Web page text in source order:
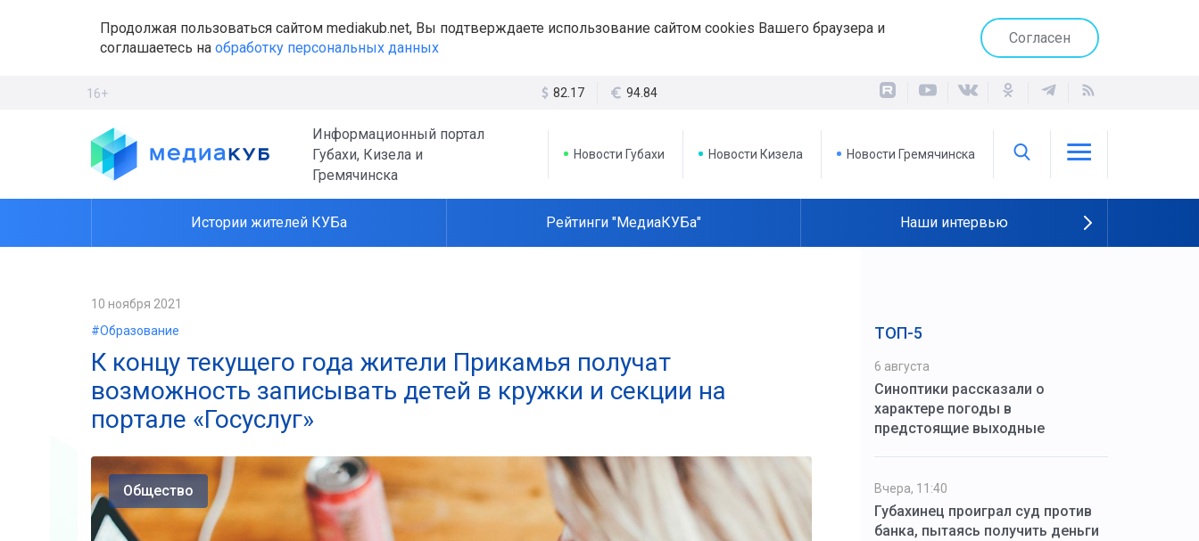
Продолжая пользоваться сайтом mediakub.net, Вы подтверждаете использование сайтом cookies Вашего браузера и
соглашаетесь на обработку персональных данных
Согласен
16+ 82.17 94.84
Информационный портал
Губахи, Кизела и
Гремячинска
Новости Губахи Новости Кизела Новости Гремячинска
Истории жителей КУБа Рейтинги "МедиаКУБа" Наши интервью
10 ноября 2021
#Образование
К концу текущего года жители Прикамья получат
возможность записывать детей в кружки и секции на
портале «Госуслуг»
Общество
ТОП-5
6 августа
Синоптики рассказали о
характере погоды в
предстоящие выходные
Вчера, 11:40
Губахинец проиграл суд против
банка, пытаясь получить деньги